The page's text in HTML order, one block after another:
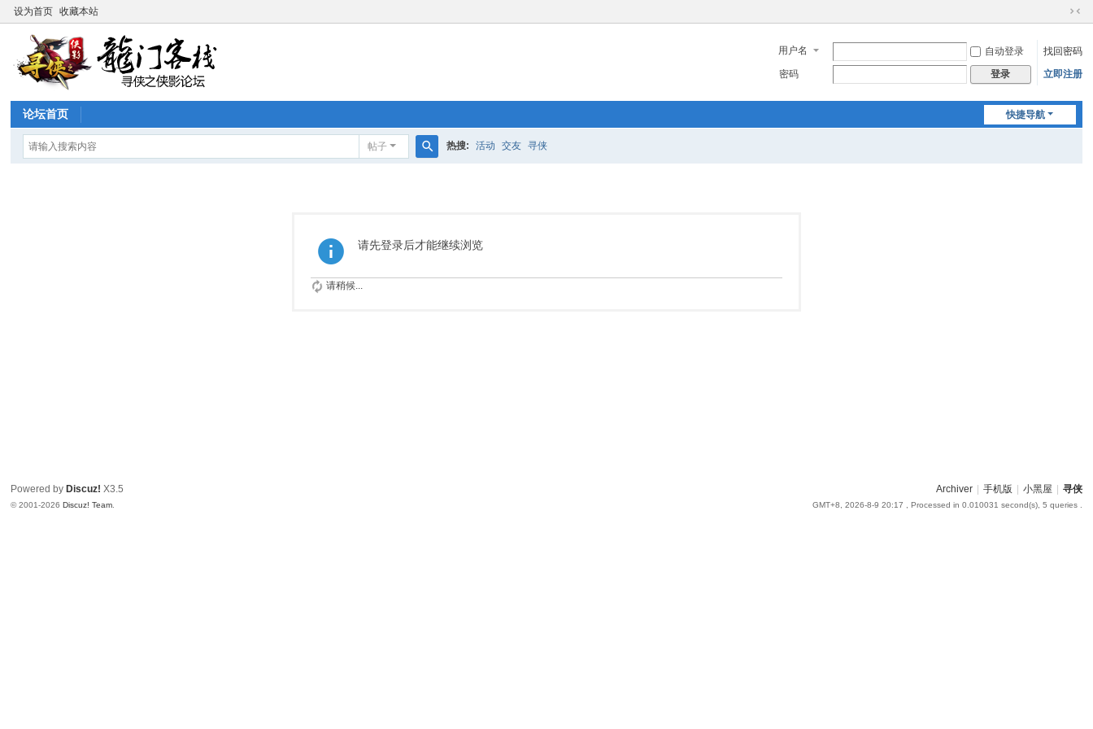
设为首页 收藏本站
切
到
窄
用户名 自动登录
找回密码
密码
登录 立即注册
快捷导航
论坛首页
帖子 热搜: 活动 交友 寻侠
请先登录后才能继续浏览
请稍候...
Archiver 手机版 小黑屋 寻侠
GMT+8, 2026-8-9 20:17 , Processed in 0.010031 second(s), 5 queries .
Powered by Discuz! X3.5
© 2001-2026Discuz! Team